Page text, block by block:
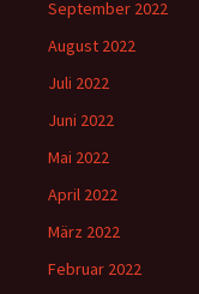
September 2022
August 2022
Juli 2022
Juni 2022
Mai 2022
April 2022
März 2022
Februar 2022